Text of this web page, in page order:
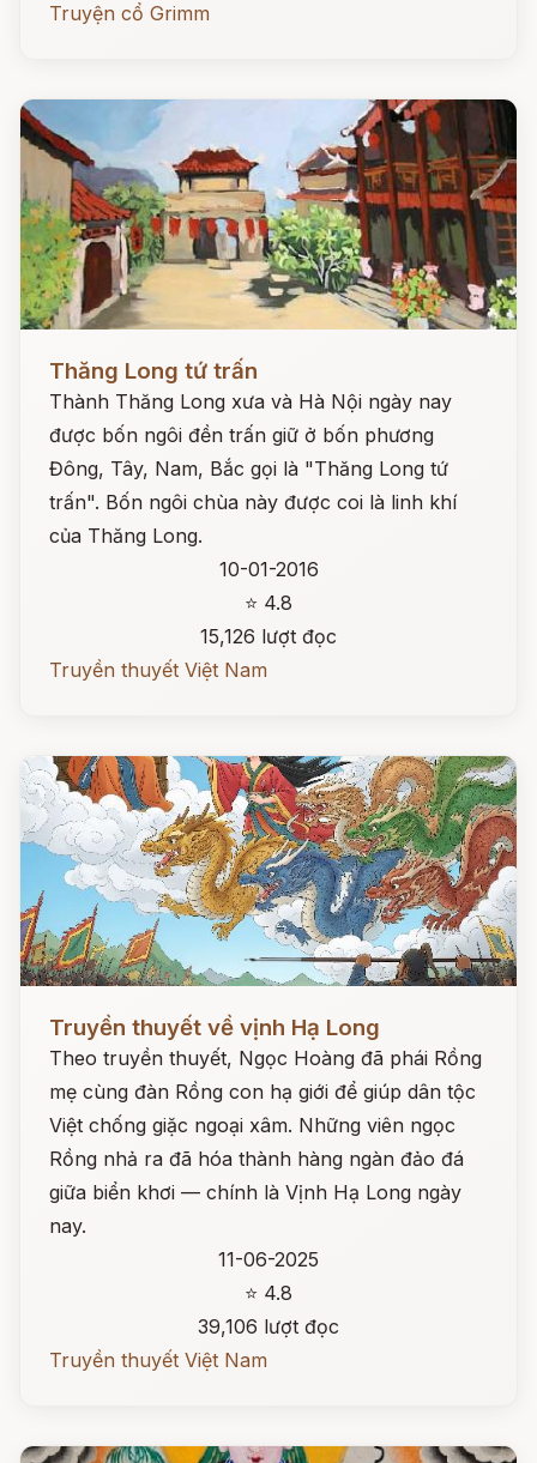
Truyện cổ Grimm
Thăng Long tứ trấn
Thành Thăng Long xưa và Hà Nội ngày nay
được bốn ngôi đền trấn giữ ở bốn phương
Đông, Tây, Nam, Bắc gọi là "Thăng Long tứ
trấn". Bốn ngôi chùa này được coi là linh khí
của Thăng Long.
10-01-2016
⭐ 4.8
15,126 lượt đọc
Truyền thuyết Việt Nam
Đọc ngay
Truyền thuyết về vịnh Hạ Long
Theo truyền thuyết, Ngọc Hoàng đã phái Rồng
mẹ cùng đàn Rồng con hạ giới để giúp dân tộc
Việt chống giặc ngoại xâm. Những viên ngọc
Rồng nhả ra đã hóa thành hàng ngàn đảo đá
giữa biển khơi — chính là Vịnh Hạ Long ngày
nay.
11-06-2025
⭐ 4.8
39,106 lượt đọc
Truyền thuyết Việt Nam